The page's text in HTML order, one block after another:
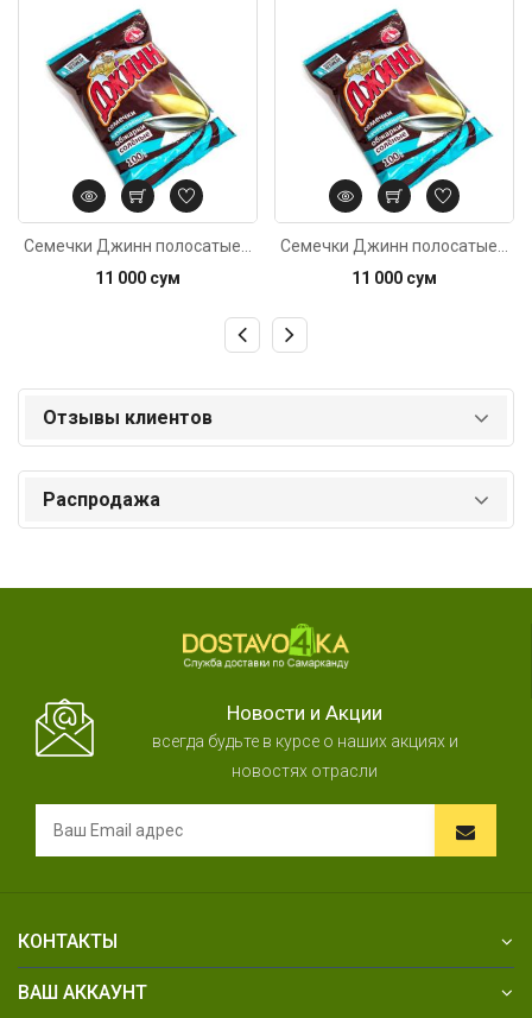
11 000 сум
11 000 сум
Отзывы клиентов
Распродажа
Новости и Акции
всегда будьте в курсе о наших акциях и
новостях отрасли
КОНТАКТЫ
ВАШ АККАУНТ